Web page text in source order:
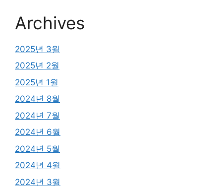
Archives
2025년 3월
2025년 2월
2025년 1월
2024년 8월
2024년 7월
2024년 6월
2024년 5월
2024년 4월
2024년 3월